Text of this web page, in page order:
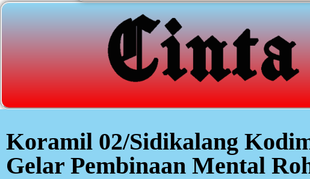
Koramil 02/Sidikalang
Gelar Pembinaan Mental